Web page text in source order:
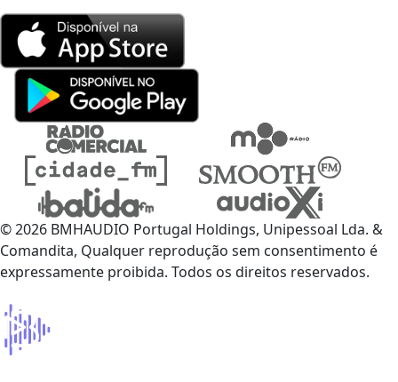
© 2026 BMHAUDIO Portugal Holdings, Unipessoal Lda. &
Comandita, Qualquer reprodução sem consentimento é
expressamente proibida. Todos os direitos reservados.